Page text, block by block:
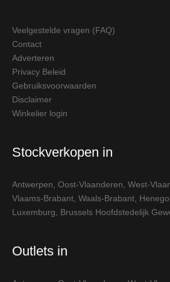
Veelgestelde vragen (FAQ)
Contact
Adverteren
Privacy Beleid
Gebruiksvoorwaarden
Disclaimer
Winkelier login
Stockverkopen in
Antwerpen Oost-Vlaanderen West-
Vlaams-Brabant Waals-Brabant
Luxemburg
Brussels Hoofdstedelijk
Outlets in